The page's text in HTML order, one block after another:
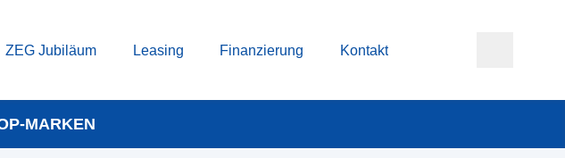
ZEG Jubiläum Leasing Finanzierung Kontakt
MARKEN